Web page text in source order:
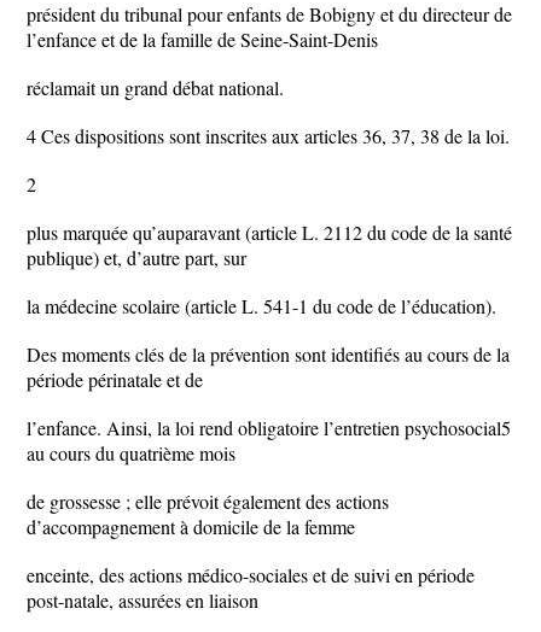
président du tribunal pour enfants de Bobigny et du directeur de
l’enfance et de la famille de Seine-Saint-Denis
réclamait un grand débat national.
4 Ces dispositions sont inscrites aux articles 36, 37, 38 de la loi.
2
plus marquée qu’auparavant (article L. 2112 du code de la santé
publique) et, d’autre part, sur
la médecine scolaire (article L. 541-1 du code de l’éducation).
Des moments clés de la prévention sont identifiés au cours de la
période périnatale et de
l’enfance. Ainsi, la loi rend obligatoire l’entretien psychosocial5
au cours du quatrième mois
de grossesse ; elle prévoit également des actions
d’accompagnement à domicile de la femme
enceinte, des actions médico-sociales et de suivi en période
post-natale, assurées en liaison